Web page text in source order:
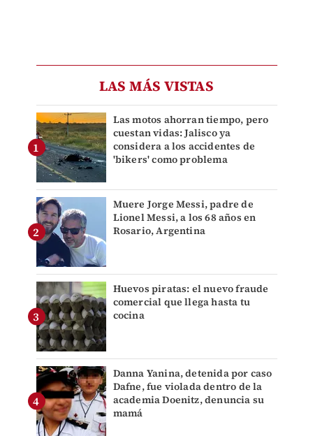
LAS MÁS VISTAS
Las motos ahorran tiempo, pero
cuestan vidas: Jalisco ya
considera a los accidentes de
'bikers' como problema
Muere Jorge Messi, padre de
Lionel Messi, a los 68 años en
Rosario, Argentina
Huevos piratas: el nuevo fraude
comercial que llega hasta tu
cocina
Danna Yanina, detenida por caso
Dafne, fue violada dentro de la
academia Doenitz, denuncia su
mamá